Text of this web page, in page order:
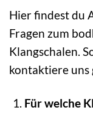
Hier findest du
Fragen zum
Klangschalen.
kontaktiere uns
Für welche